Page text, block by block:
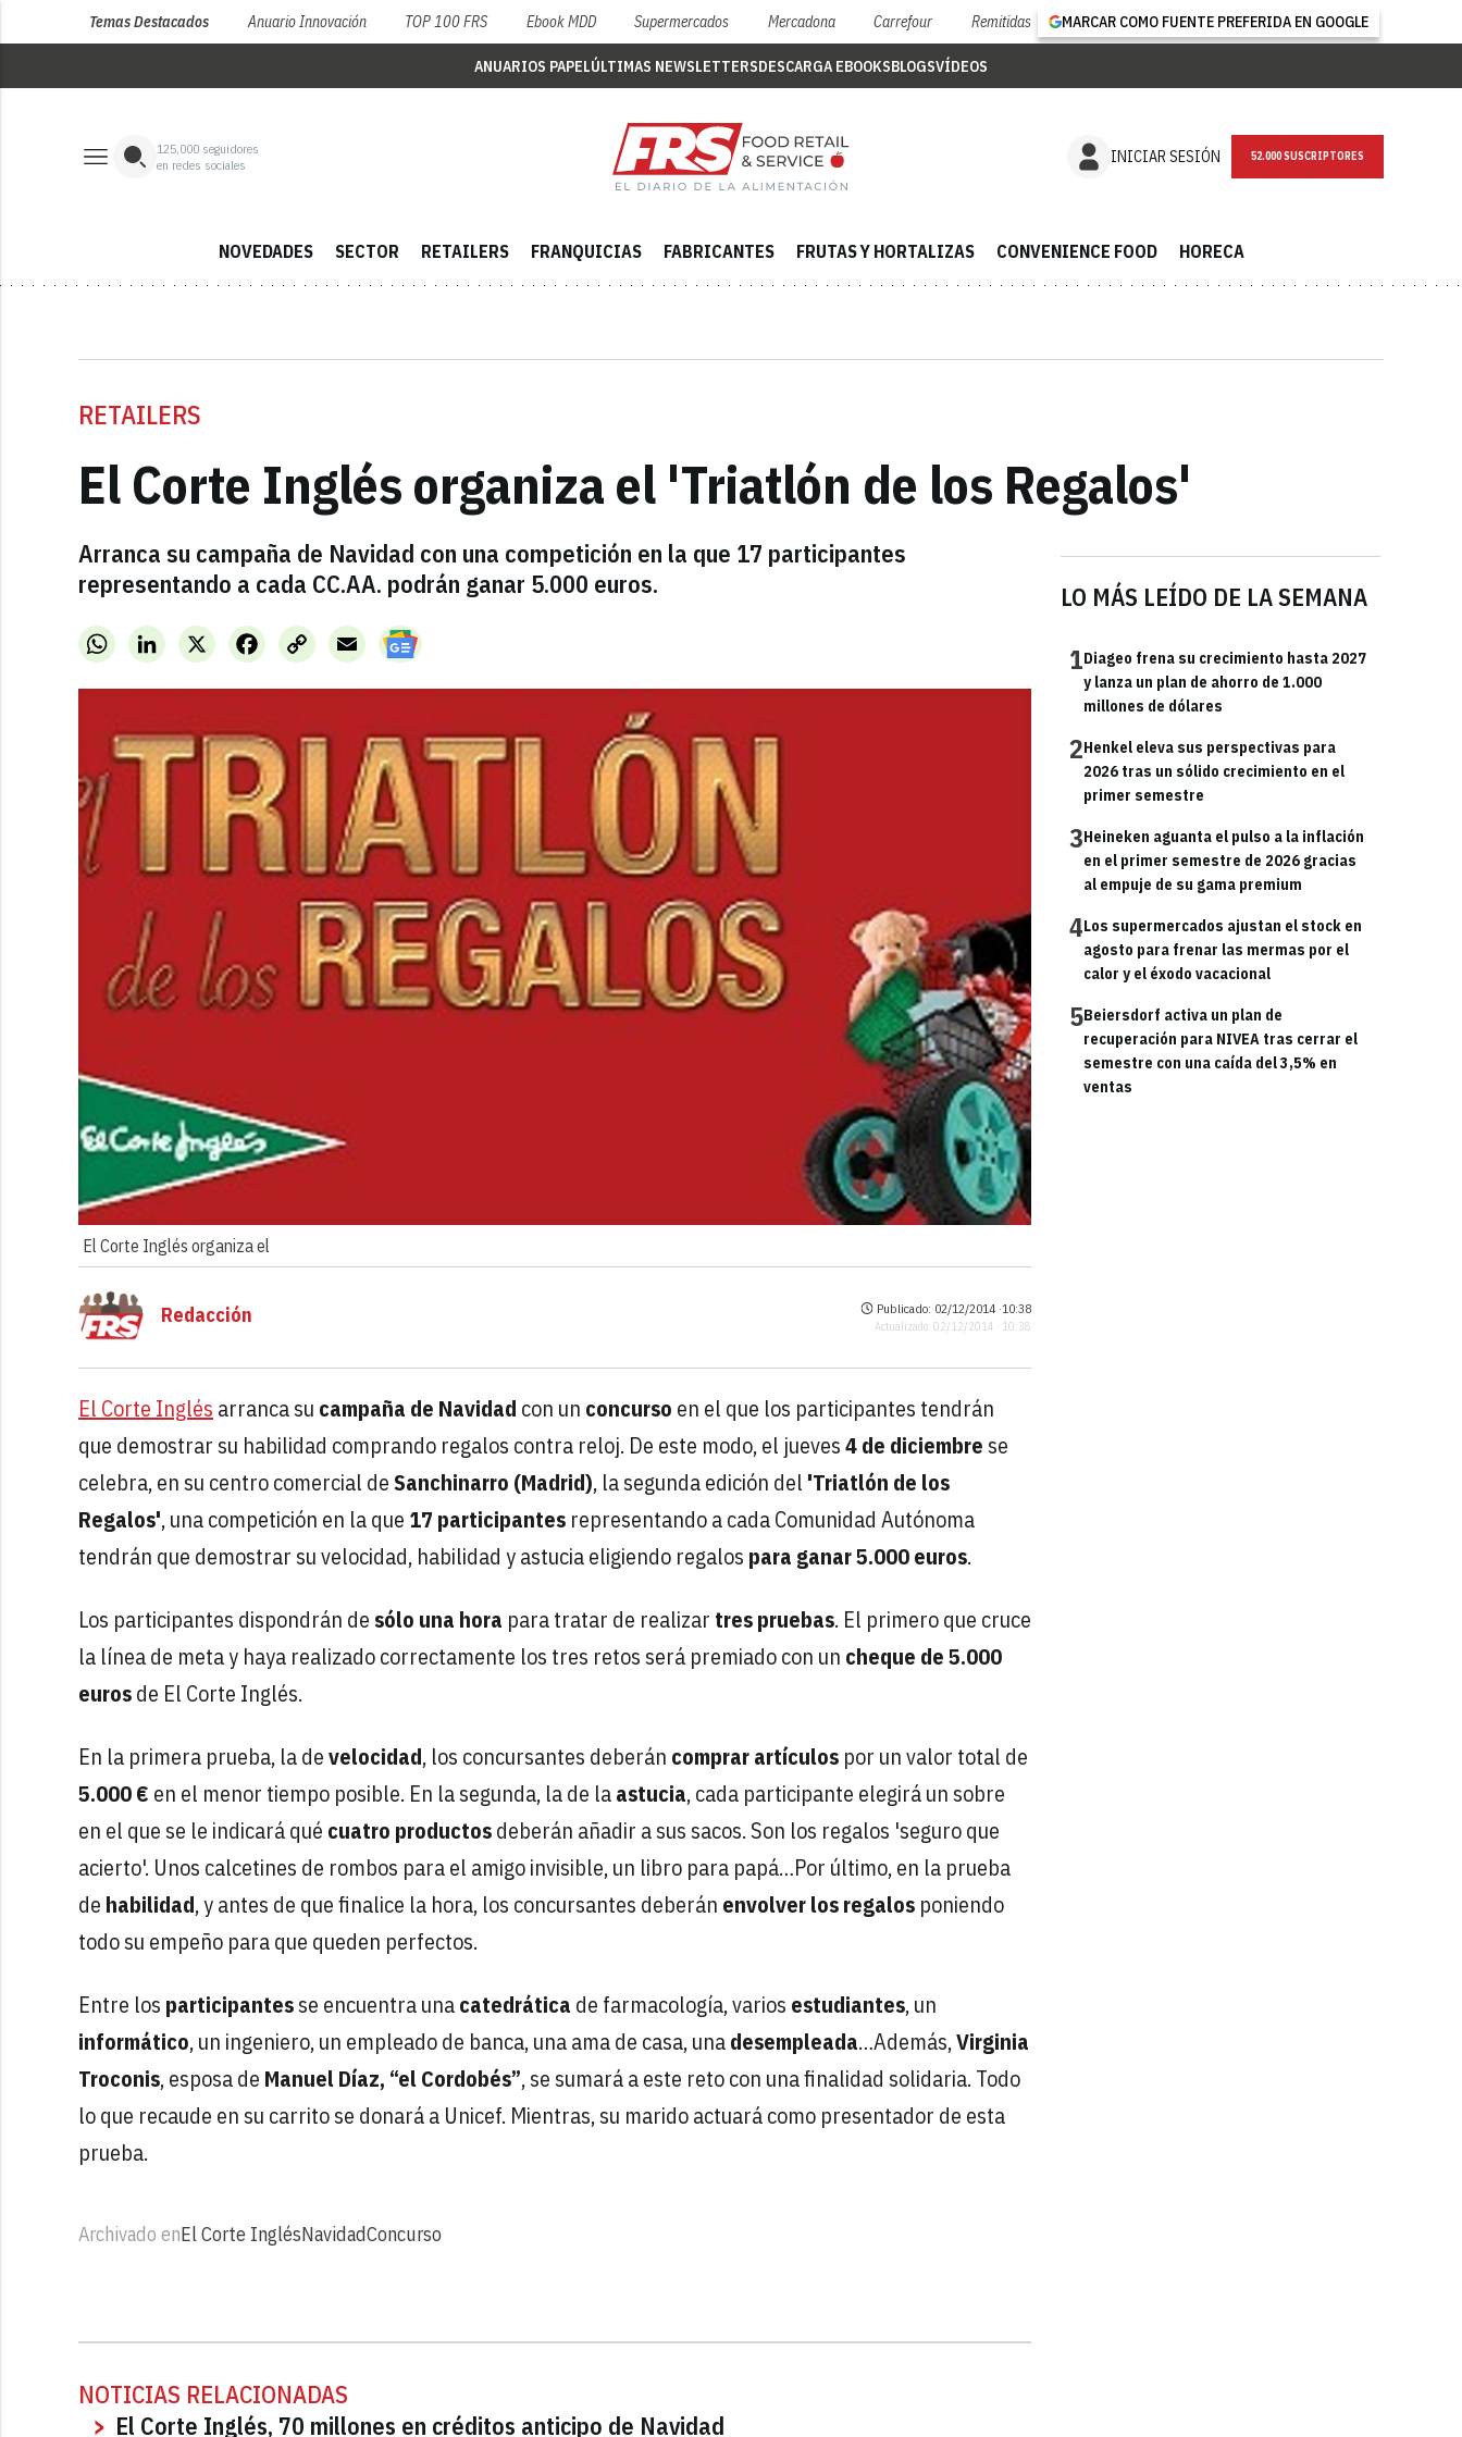
Temas Destacados Anuario Innovación TOP 100 FRS Ebook MDD Supermercados Mercadona Carrefour Remitidas MARCAR COMO FUENTE PREFERIDA EN GOOGLE
ANUARIOS PAPELÚLTIMAS NEWSLETTERSDESCARGA EBOOKSBLOGSVÍDEOS
125,000 seguidores
en redes sociales
INICIAR SESIÓN NEWSLETTER
NOVEDADES SECTOR RETAILERS FRANQUICIAS FABRICANTES FRUTAS Y HORTALIZAS CONVENIENCE FOOD HORECA
RETAILERS
El Corte Inglés organiza el 'Triatlón de los Regalos'
Arranca su campaña de Navidad con una competición en la que 17 participantes
representando a cada CC.AA. podrán ganar 5.000 euros.
WhatsAppLinkedInX FacebookCopy
Link
Email
El Corte Inglés organiza el
LO MÁS LEÍDO DE LA SEMANA
1Diageo frena su crecimiento hasta 2027
y lanza un plan de ahorro de 1.000
millones de dólares
2Henkel eleva sus perspectivas para
2026 tras un sólido crecimiento en el
primer semestre
3Heineken aguanta el pulso a la inflación
en el primer semestre de 2026 gracias
al empuje de su gama premium
4Los supermercados ajustan el stock en
agosto para frenar las mermas por el
calor y el éxodo vacacional
5Beiersdorf activa un plan de
recuperación para NIVEA tras cerrar el
semestre con una caída del 3,5% en
ventas
Redacción Publicado: 02/12/2014 ·10:38
Actualizado: 02/12/2014 · 10:38
El Corte Inglés arranca su campaña de Navidad con un concurso en el que los participantes tendrán
que demostrar su habilidad comprando regalos contra reloj. De este modo, el jueves4 de diciembre se
celebra, en su centro comercial deSanchinarro (Madrid), la segunda edición del 'Triatlón de los
Regalos', una competición en la que 17 participantes representando a cada Comunidad Autónoma
tendrán que demostrar su velocidad, habilidad y astucia eligiendo regalos para ganar 5.000 euros.
Los participantes dispondrán de sólo una hora para tratar de realizar tres pruebas. El primero que cruce
la línea de meta y haya realizado correctamente los tres retos será premiado con un cheque de 5.000
eurosde El Corte Inglés.
En la primera prueba, la develocidad, los concursantes deberán comprar artículos por un valor total de
5.000 € en el menor tiempo posible. En la segunda, la de laastucia, cada participante elegirá un sobre
en el que se le indicará qué cuatro productosdeberán añadir a sus sacos. Son los regalos 'seguro que
acierto'. Unos calcetines de rombos para el amigo invisible, un libro para papá…Por último, en la prueba
de habilidad, y antes de que finalice la hora, los concursantes deberán envolver los regalos poniendo
todo su empeño para que queden perfectos.
Entre los participantesse encuentra unacatedrática de farmacología, varios estudiantes, un
informático, un ingeniero, un empleado de banca, una ama de casa, unadesempleada…Además,Virginia
Troconis, esposa de Manuel Díaz, “el Cordobés”, se sumará a este reto con una finalidad solidaria. Todo
lo que recaude en su carrito se donará a Unicef. Mientras, su marido actuará como presentador de esta
prueba.
Archivado enEl Corte InglésNavidadConcurso
NOTICIAS RELACIONADAS
El Corte Inglés, 70 millones en créditos anticipo de Navidad